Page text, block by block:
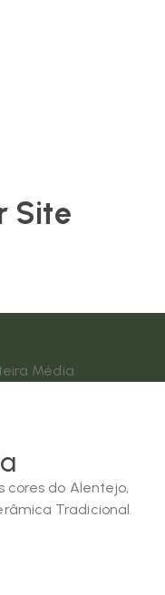
Site
Média
cores do Alentejo,
Tradicional.